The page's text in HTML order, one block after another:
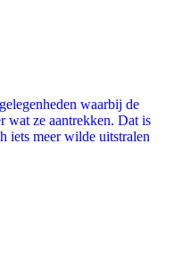
waarbij de
wat ze aantrekken. Dat is
iets meer wilde uitstralen